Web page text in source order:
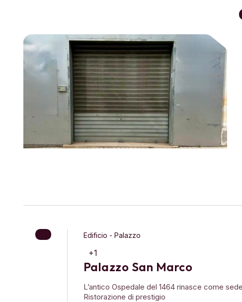
Edificio - Palazzo
+1
Palazzo San Marco
L’antico Ospedale del 1464 rinasce come
Ristorazione di prestigio